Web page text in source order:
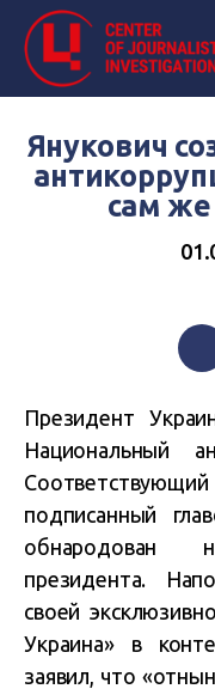
Янукович
сам же
Президент
Национальный
подписанный
обнародован
президента.
своей
Украина» в
заявил, что